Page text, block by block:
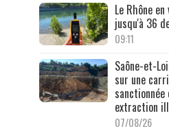
Le Rhône
jusqu'à 36
09:11
Saône-et-
sur une
extraction
07/08/26